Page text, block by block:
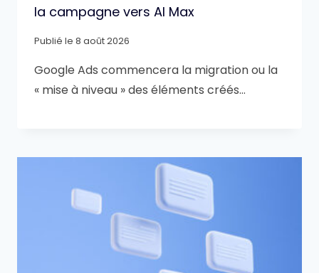
la campagne vers AI Max
Publié le 8 août 2026
Google Ads commencera la migration ou la
« mise à niveau » des éléments créés…